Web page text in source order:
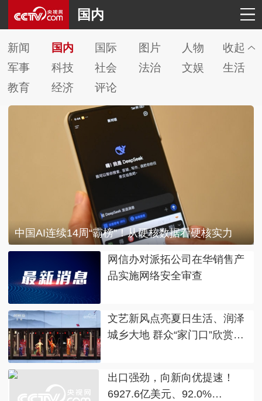
国内
新闻 国内 国际 图片 人物
收起
军事
科技 社会 法治 文娱
生活
教育
经济 评论
中国AI连续14周“霸榜”！从硬核数据看硬核实力
网信办对派拓公司在华销售产
品实施网络安全审查
文艺新风点亮夏日生活、润泽
城乡大地 群众“家门口”欣赏公
出口强劲，向新向优提速！
6927.6亿美元、92.0%